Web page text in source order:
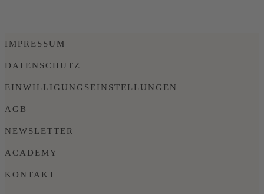
IMPRESSUM
DATENSCHUTZ
EINWILLIGUNGSEINSTELLUNGEN
AGB
NEWSLETTER
ACADEMY
KONTAKT